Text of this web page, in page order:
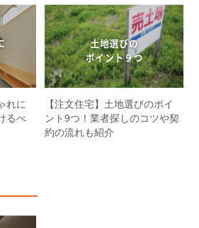
れに
るべ
【注文住宅】土地選びのポイ
ント9つ！業者探しのコツや契
約の流れも紹介